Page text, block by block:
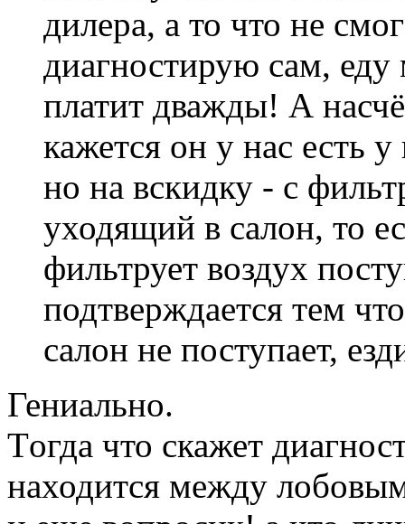
дилера, а то что не
диагностирую сам,
платит дважды! А
кажется он у нас есть
но на вскидку - с
уходящий в салон, то
фильтрует воздух
подтверждается тем
салон не поступает,
Гениально.
Тoгда что скажет
находится между